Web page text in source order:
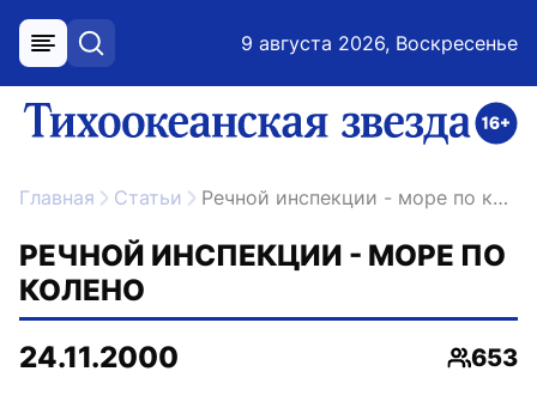
меню поиск 9 августа 2026, Воскресенье
ссылка на главную
Главная Статьи Речной инспекции - море по колено
РЕЧНОЙ ИНСПЕКЦИИ - МОРЕ ПО
КОЛЕНО
24.11.2000
653